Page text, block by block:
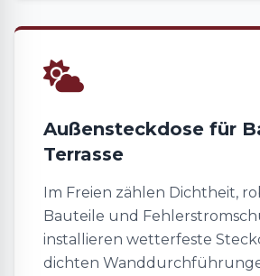
Außensteckdose für
Terrasse
Im Freien zählen Dichtheit,
Bauteile und
installieren wetterfeste
dichten